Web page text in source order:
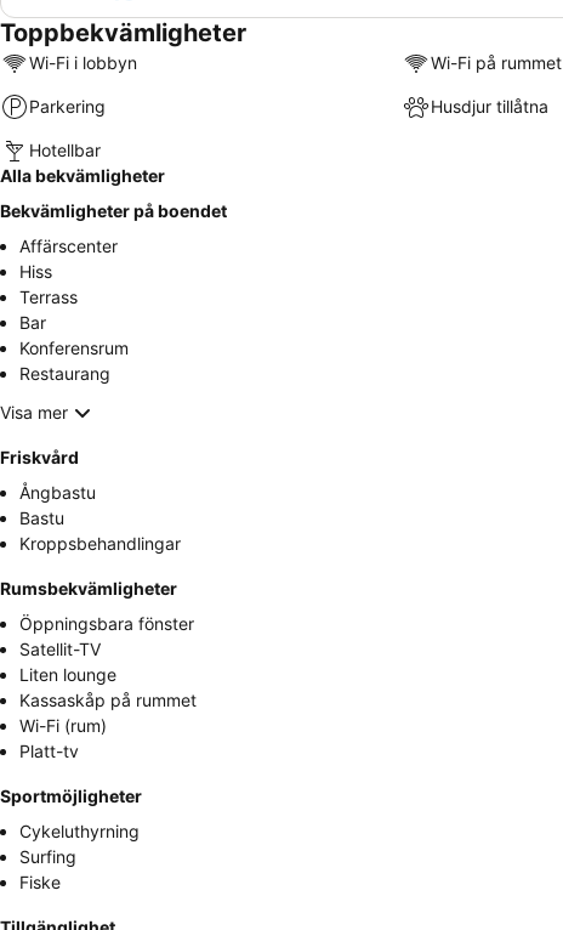
Toppbekvämligheter
Wi-Fi i lobbyn Wi-Fi på rummet
Parkering Husdjur tillåtna
Hotellbar
Alla bekvämligheter
Bekvämligheter på boendet
Affärscenter
Hiss
Terrass
Bar
Konferensrum
Restaurang
Visa mer
Friskvård
Ångbastu
Bastu
Kroppsbehandlingar
Rumsbekvämligheter
Öppningsbara fönster
Satellit-TV
Liten lounge
Kassaskåp på rummet
Wi-Fi (rum)
Platt-tv
Sportmöjligheter
Cykeluthyrning
Surfing
Fiske